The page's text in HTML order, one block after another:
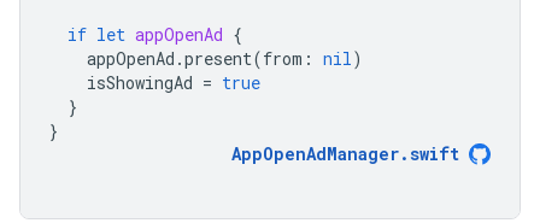
if let appOpenAd {
appOpenAd .present(from : nil)
isShowingAd = true
}
}
AppOpenAdManager.swift